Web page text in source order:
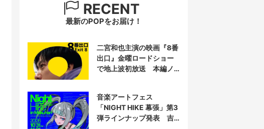
RECENT
最新のPOPをお届け！
二宮和也主演の映画『8番
出口』金曜ロードショー
で地上波初放送 本編ノ
音楽アートフェス
「NIGHT HIKE 幕張」第3
弾ラインナップ発表 吉